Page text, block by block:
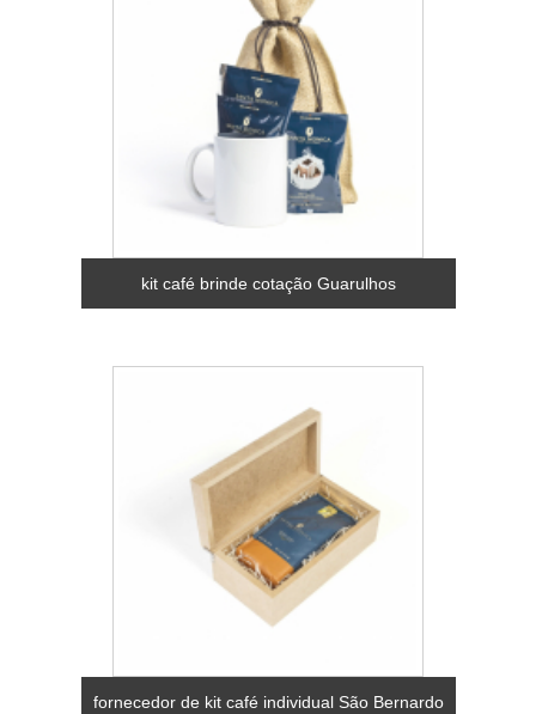
kit café brinde cotação Guarulhos
fornecedor de kit café individual São Bernardo